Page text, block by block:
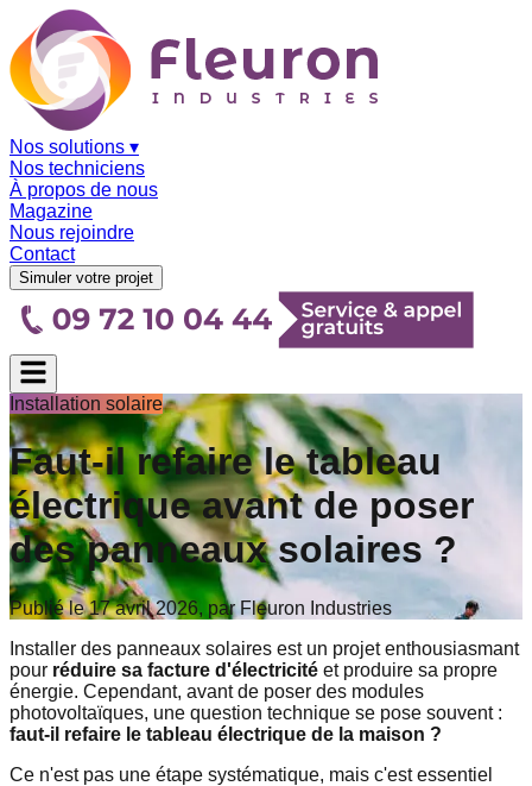
Nos solutions ▾
Nos techniciens
À propos de nous
Magazine
Nous rejoindre
Contact
Simuler votre projet
Installation solaire
Faut-il refaire le tableau
électrique avant de poser
des panneaux solaires ?
Publié le 17 avril 2026, par Fleuron Industries
Installer des panneaux solaires est un projet enthousiasmant
pour réduire sa facture d'électricité et produire sa propre
énergie. Cependant, avant de poser des modules
photovoltaïques, une question technique se pose souvent :
faut-il refaire le tableau électrique de la maison ?
Ce n'est pas une étape systématique, mais c'est essentiel